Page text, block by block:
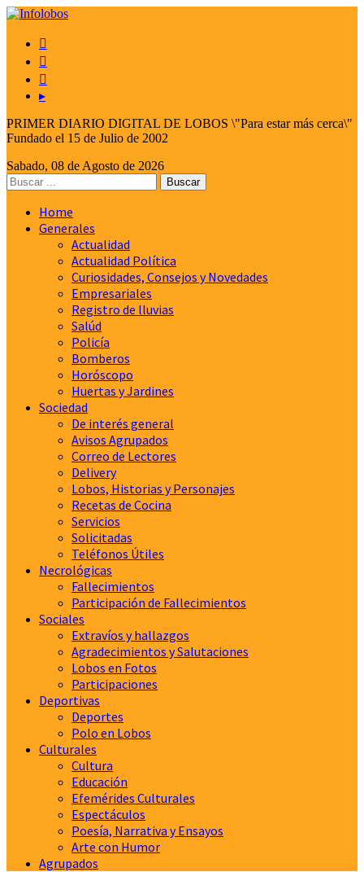



▸
PRIMER DIARIO DIGITAL DE LOBOS \"Para estar más cerca\"
Fundado el 15 de Julio de 2002
Sabado, 08 de Agosto de 2026
Home
Generales
Actualidad
Actualidad Política
Curiosidades, Consejos y Novedades
Empresariales
Registro de lluvias
Salúd
Policía
Bomberos
Horóscopo
Huertas y Jardines
Sociedad
De interés general
Avisos Agrupados
Correo de Lectores
Delivery
Lobos, Historias y Personajes
Recetas de Cocina
Servicios
Solicitadas
Teléfonos Útiles
Necrológicas
Fallecimientos
Participación de Fallecimientos
Sociales
Extravíos y hallazgos
Agradecimientos y Salutaciones
Lobos en Fotos
Participaciones
Deportivas
Deportes
Polo en Lobos
Culturales
Cultura
Educación
Efemérides Culturales
Espectáculos
Poesía, Narrativa y Ensayos
Arte con Humor
Agrupados